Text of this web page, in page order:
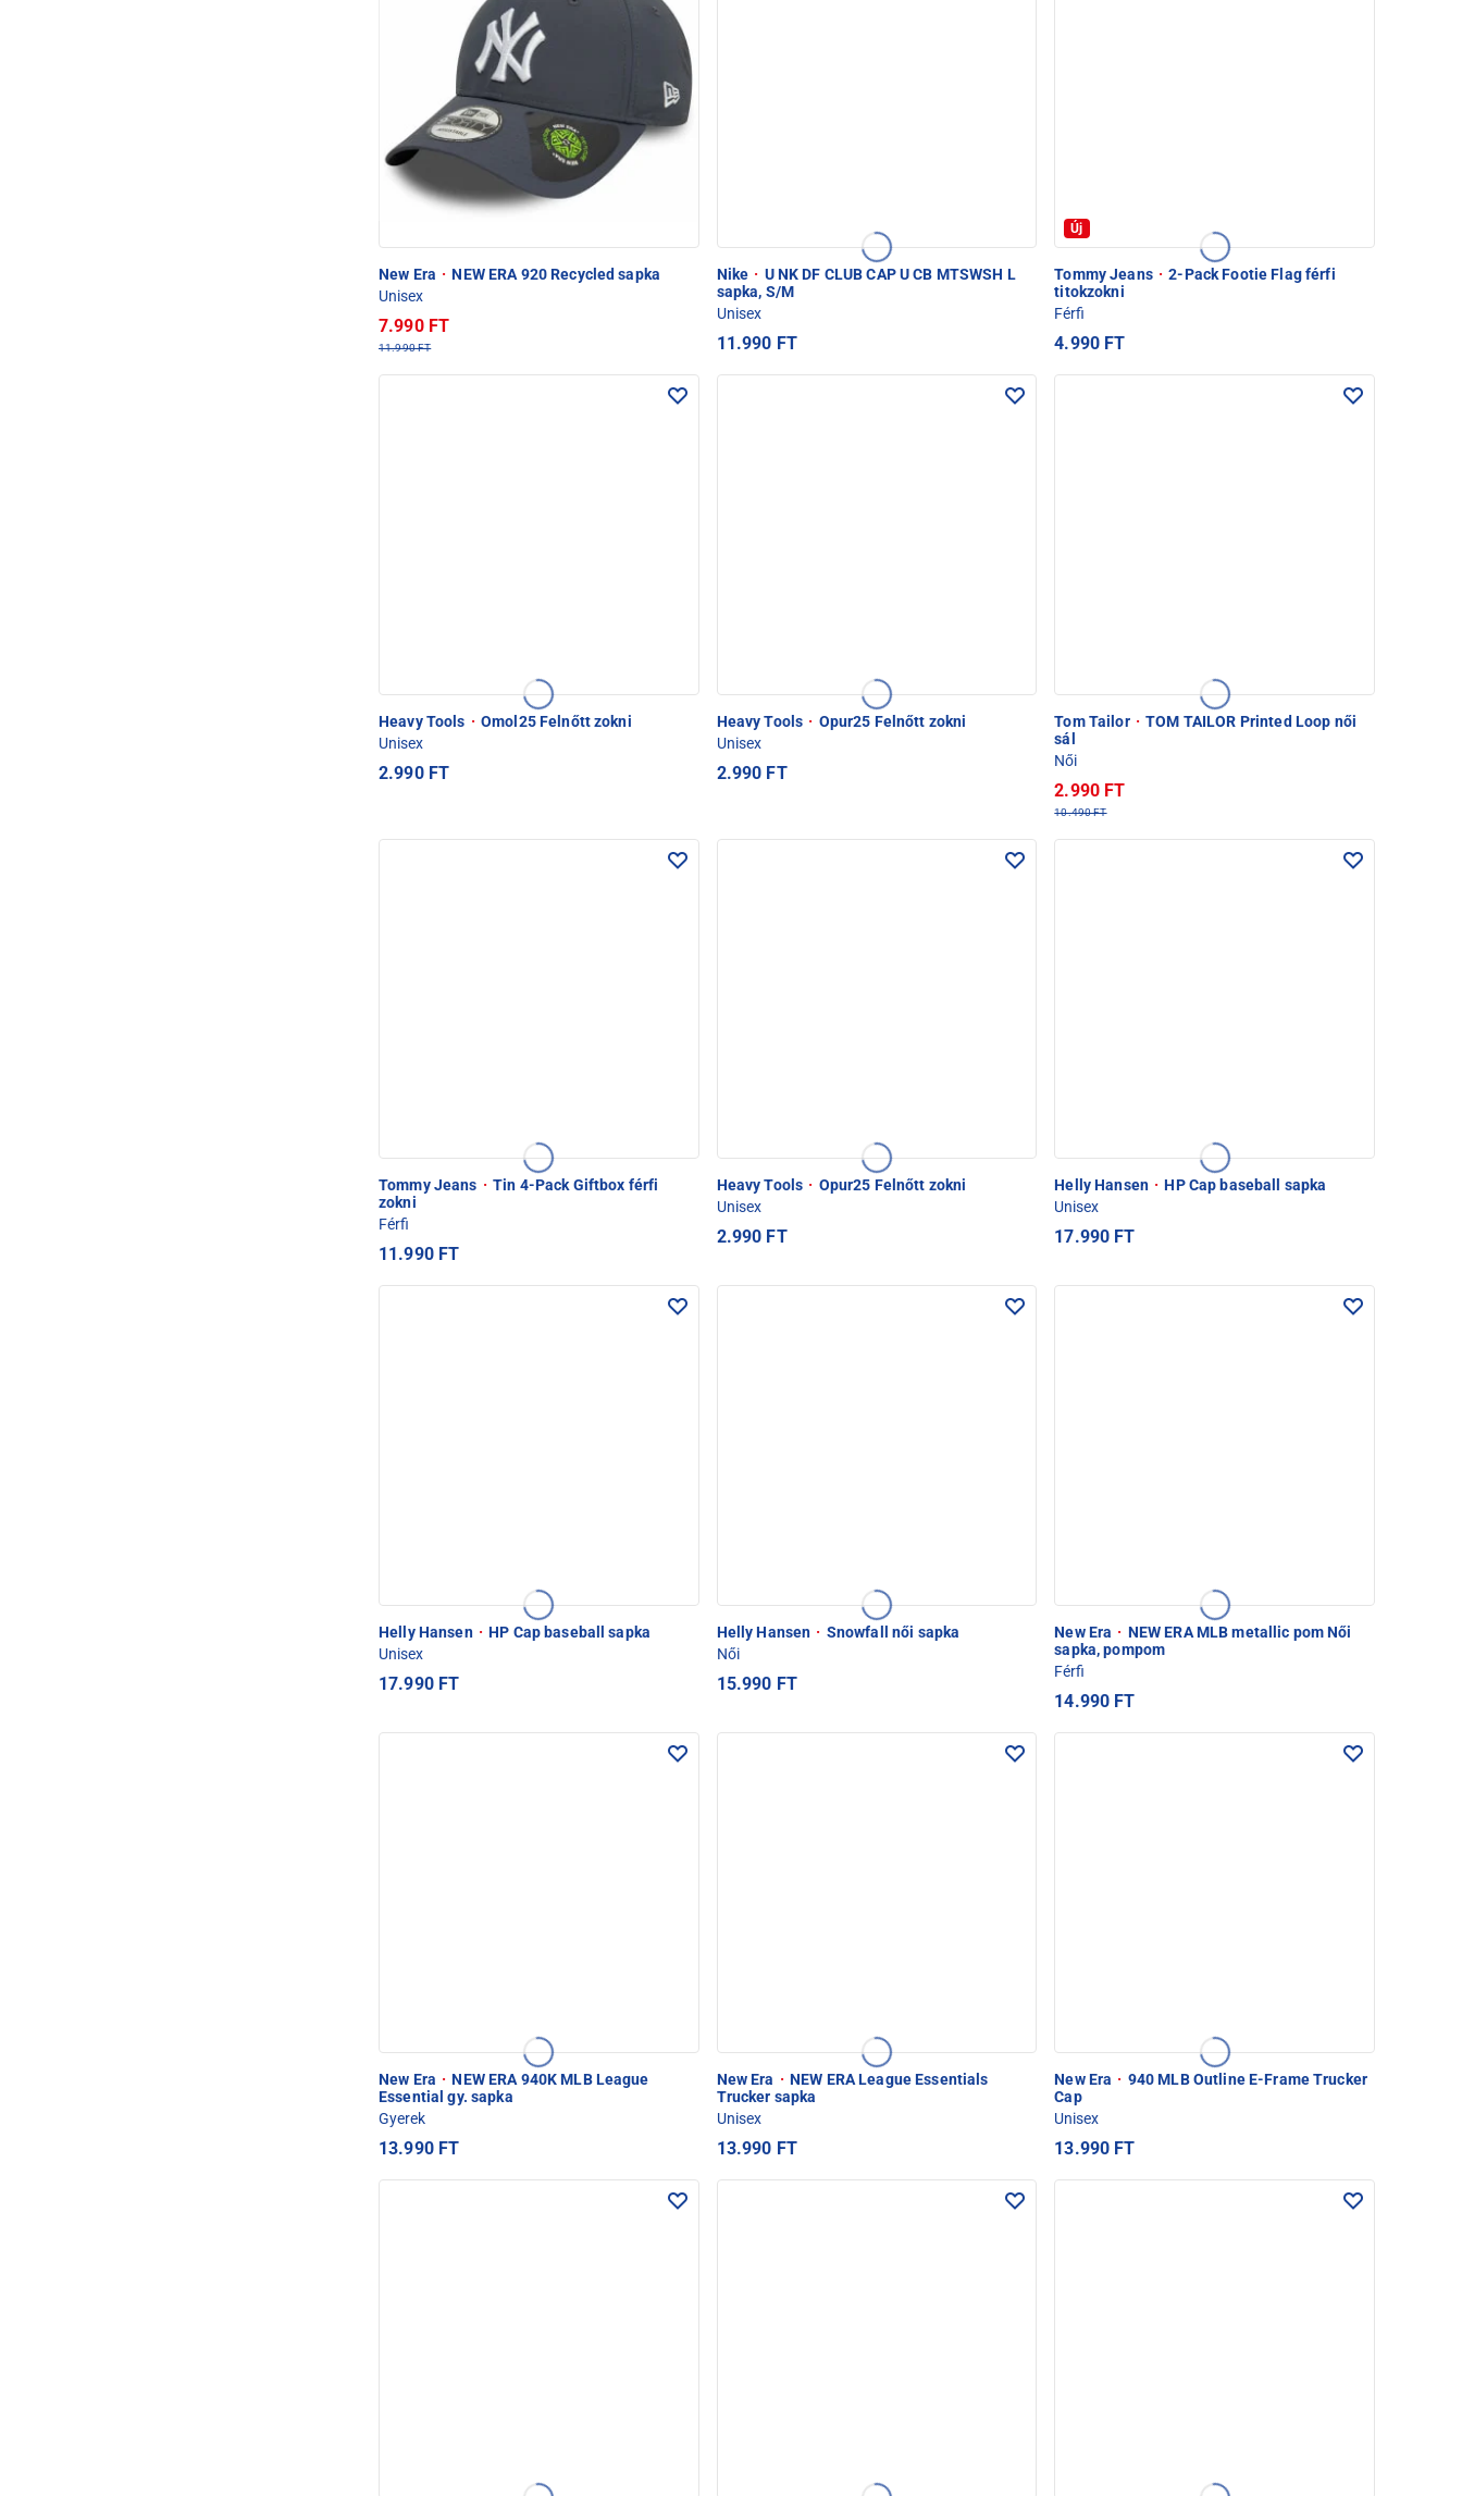
New Era · NEW ERA 920 Recycled sapka
Unisex
7.990 FT
11.990 FT
Nike · U NK DF CLUB CAP U CB MTSWSH L
sapka, S/M
Unisex
11.990 FT
Új
Tommy Jeans · 2-Pack Footie Flag férfi
titokzokni
Férfi
4.990 FT
Heavy Tools · Omol25 Felnőtt zokni
Unisex
2.990 FT
Heavy Tools · Opur25 Felnőtt zokni
Unisex
2.990 FT
Tom Tailor · TOM TAILOR Printed Loop női
sál
Női
2.990 FT
10.490 FT
Tommy Jeans · Tin 4-Pack Giftbox férfi
zokni
Férfi
11.990 FT
Heavy Tools · Opur25 Felnőtt zokni
Unisex
2.990 FT
Helly Hansen · HP Cap baseball sapka
Unisex
17.990 FT
Helly Hansen · HP Cap baseball sapka
Unisex
17.990 FT
Helly Hansen · Snowfall női sapka
Női
15.990 FT
New Era · NEW ERA MLB metallic pom Női
sapka, pompom
Férfi
14.990 FT
New Era · NEW ERA 940K MLB League
Essential gy. sapka
Gyerek
13.990 FT
New Era · NEW ERA League Essentials
Trucker sapka
Unisex
13.990 FT
New Era · 940 MLB Outline E-Frame Trucker
Cap
Unisex
13.990 FT